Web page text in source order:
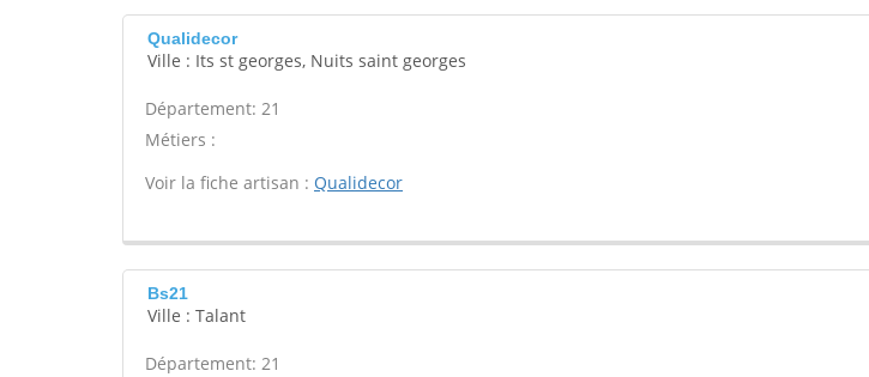
Qualidecor
Ville : Its st georges, Nuits saint georges
Département: 21
Métiers :
Voir la fiche artisan : Qualidecor
Bs21
Ville : Talant
Département: 21